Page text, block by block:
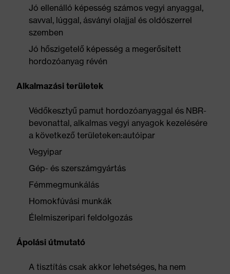
Jó ellenálló képesség számos vegyi anyaggal,
savval, lúggal, ásványi olajjal és oldószerrel
szemben
Jó hőszigetelő képesség a megerősített
hordozóanyag révén
Alkalmazási területek
Védőkesztyű pamut hordozóanyaggal és NBR-
bevonattal, alkalmas vegyi anyagok kezelésére
a következő területeken:autóipar
Vegyipar
Gép- és szerszámgyártás
Fémmegmunkálás
Homokfúvási munkák
Élelmiszeripari feldolgozás
Ápolási útmutató
A tisztítás csak akkor lehetséges, ha nem